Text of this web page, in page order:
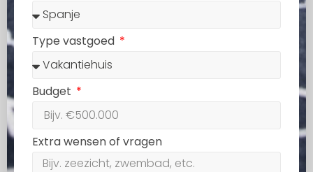
Type vastgoed
Budget
Extra wensen of vragen